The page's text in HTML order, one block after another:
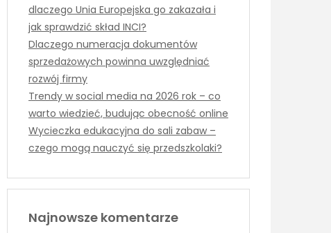
dlaczego Unia Europejska go zakazała i
jak sprawdzić skład INCI?
Dlaczego numeracja dokumentów
sprzedażowych powinna uwzględniać
rozwój firmy
Trendy w social media na 2026 rok – co
warto wiedzieć, budując obecność online
Wycieczka edukacyjna do sali zabaw –
czego mogą nauczyć się przedszkolaki?
Najnowsze komentarze